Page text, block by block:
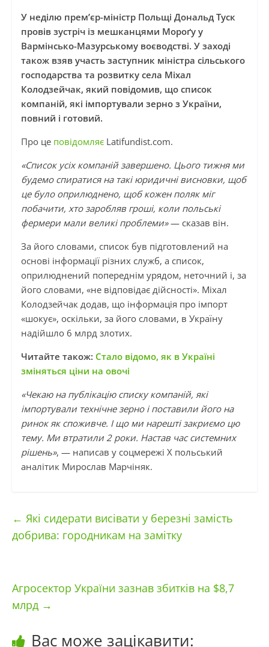
У неділю премʼєр-міністр Польщі Дональд Туск
провів зустріч із мешканцями Мороґу у
Вармінсько-Мазурському воєводстві. У заході
також взяв участь заступник міністра сільського
господарства та розвитку села Міхал
Колодзейчак, який повідомив, що список
компаній, які імпортували зерно з України,
повний і готовий.
Про це повідомляєLatifundist.сom.
«Список усіх компаній завершено. Цього тижня ми
будемо спиратися на такі юридичні висновки, щоб
це було оприлюднено, щоб кожен поляк міг
побачити, хто заробляв гроші, коли польські
фермери мали великі проблеми»— сказав він.
За його словами, список був підготовлений на
основі інформації різних служб, а список,
оприлюднений попереднім урядом, неточний і, за
його словами, «не відповідає дійсності». Міхал
Колодзейчак додав, що інформація про імпорт
«шокує», оскільки, за його словами, в Україну
надійшло 6 млрд злотих.
Читайте також: Стало відомо, як в Україні
зміняться ціни на овочі
«Чекаю на публікацію списку компаній, які
імпортували технічне зерно і поставили його на
ринок як споживче. І що ми нарешті закриємо цю
тему. Ми втратили 2 роки. Настав час системних
рішень», — написав у соцмережі X польський
аналітик Мирослав Марчіняк.
← Які сидерати висівати у березні замість
добрива: городникам на замітку
Агросектор України зазнав збитків на $8,7
млрд →
Вас може зацікавити: